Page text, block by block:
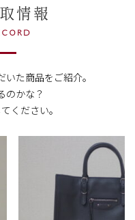
情報
た商品をご紹介。
のかな？
ください。